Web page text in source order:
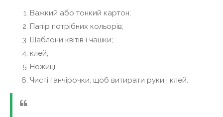
Важкий або тонкий картон;
Папір потрібних кольорів;
Шаблони квітів і чашки;
клей;
Ножиці;
Чисті ганчірочки, щоб витирати руки і клей.